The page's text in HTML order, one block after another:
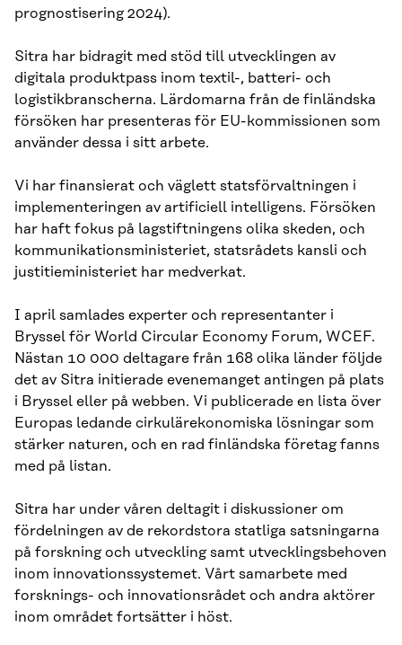
prognostisering 2024).
Sitra har bidragit med stöd till utvecklingen av
digitala produktpass inom textil-, batteri- och
logistikbranscherna. Lärdomarna från de finländska
försöken har presenteras för EU-kommissionen som
använder dessa i sitt arbete.
Vi har finansierat och väglett statsförvaltningen i
implementeringen av artificiell intelligens. Försöken
har haft fokus på lagstiftningens olika skeden, och
kommunikationsministeriet, statsrådets kansli och
justitieministeriet har medverkat.
I april samlades experter och representanter i
Bryssel för World Circular Economy Forum, WCEF.
Nästan 10 000 deltagare från 168 olika länder följde
det av Sitra initierade evenemanget antingen på plats
i Bryssel eller på webben. Vi publicerade en lista över
Europas ledande cirkulärekonomiska lösningar som
stärker naturen, och en rad finländska företag fanns
med på listan.
Sitra har under våren deltagit i diskussioner om
fördelningen av de rekordstora statliga satsningarna
på forskning och utveckling samt utvecklingsbehoven
inom innovationssystemet. Vårt samarbete med
forsknings- och innovationsrådet och andra aktörer
inom området fortsätter i höst.